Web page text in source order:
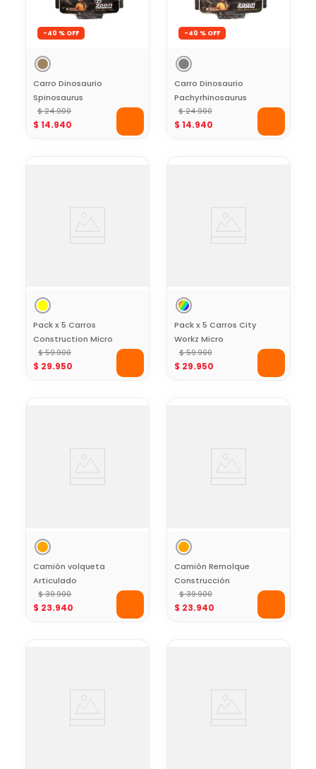
-40 %
Carro Dinosaurio
Spinosaurus
Jurassic World
Cafe-Pull back -5
$ 24.900
$ 14.940
-40 %
Carro Dinosaurio
Pachyrhinosaurus
Jurassic World Gris-
Pull back -5 cm
$ 24.900
$ 14.940
Pack x 5 Carros
Construction Micro
Systemz
$ 59.900
$ 29.950
Pack x 5 Carros City
Workz Micro
Systemz
$ 59.900
$ 29.950
Camión volqueta
Articulado
Black+Decker
$ 39.900
$ 23.940
Camión Remolque
Construcción
Black+Decker
$ 39.900
$ 23.940